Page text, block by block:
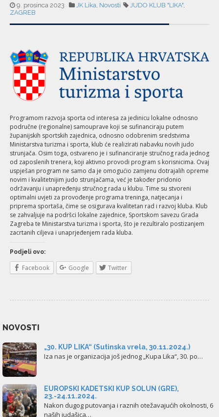
9. prosinca 2023 JK Lika, Novosti JUDO KLUB "LIKA",
ZAGREB
Programom razvoja sporta od interesa za jedinicu lokalne odnosno
područne (regionalne) samouprave koji se sufinanciraju putem
županijskih sportskih zajednica, odnosno odobrenim sredstvima
Ministarstva turizma i sporta, klub će realizirati nabavku novih judo
strunjača. Osim toga, ostvareno je i sufinanciranje stručnog rada jednog
od zaposlenih trenera, koji aktivno provodi program s korisnicima. Ovaj
uspješan program ne samo da je omogućio zamjenu dotrajalih opreme
novim i kvalitetnijim judo strunjačama, već je također pridonio
održavanju i unapređenju stručnog rada u klubu. Time su stvoreni
optimalni uvjeti za provođenje programa treninga, natjecanja i
priprema sportaša, čime se osigurava kvalitetan rad i razvoj kluba. Klub
se zahvaljuje na podršci lokalne zajednice, Sportskom savezu Grada
Zagreba te Ministarstva turizma i sporta, što je rezultiralo postizanjem
zacrtanih ciljeva i unaprjeđenjem rada kluba.
Podjeli ovo:
Facebook Google Twitter
NOVOSTI
„30. KUP LIKA“ (Sutinska vrela, 30.11.2024.)
Iza nas je organizacija još jednog „Kupa Lika“, 30. po…
EUROPSKI KADETSKI KUP SOLUN (GRE),
23.-24.11.2024.
Nakon dugog putovanja i raznih otežavajućih okolnosti, 6
naših judašica…